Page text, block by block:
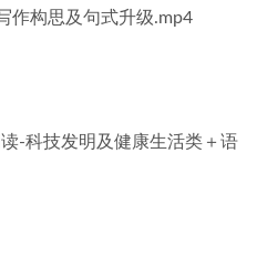
作构思及句式升级.mp4
-科技发明及健康生活类＋语